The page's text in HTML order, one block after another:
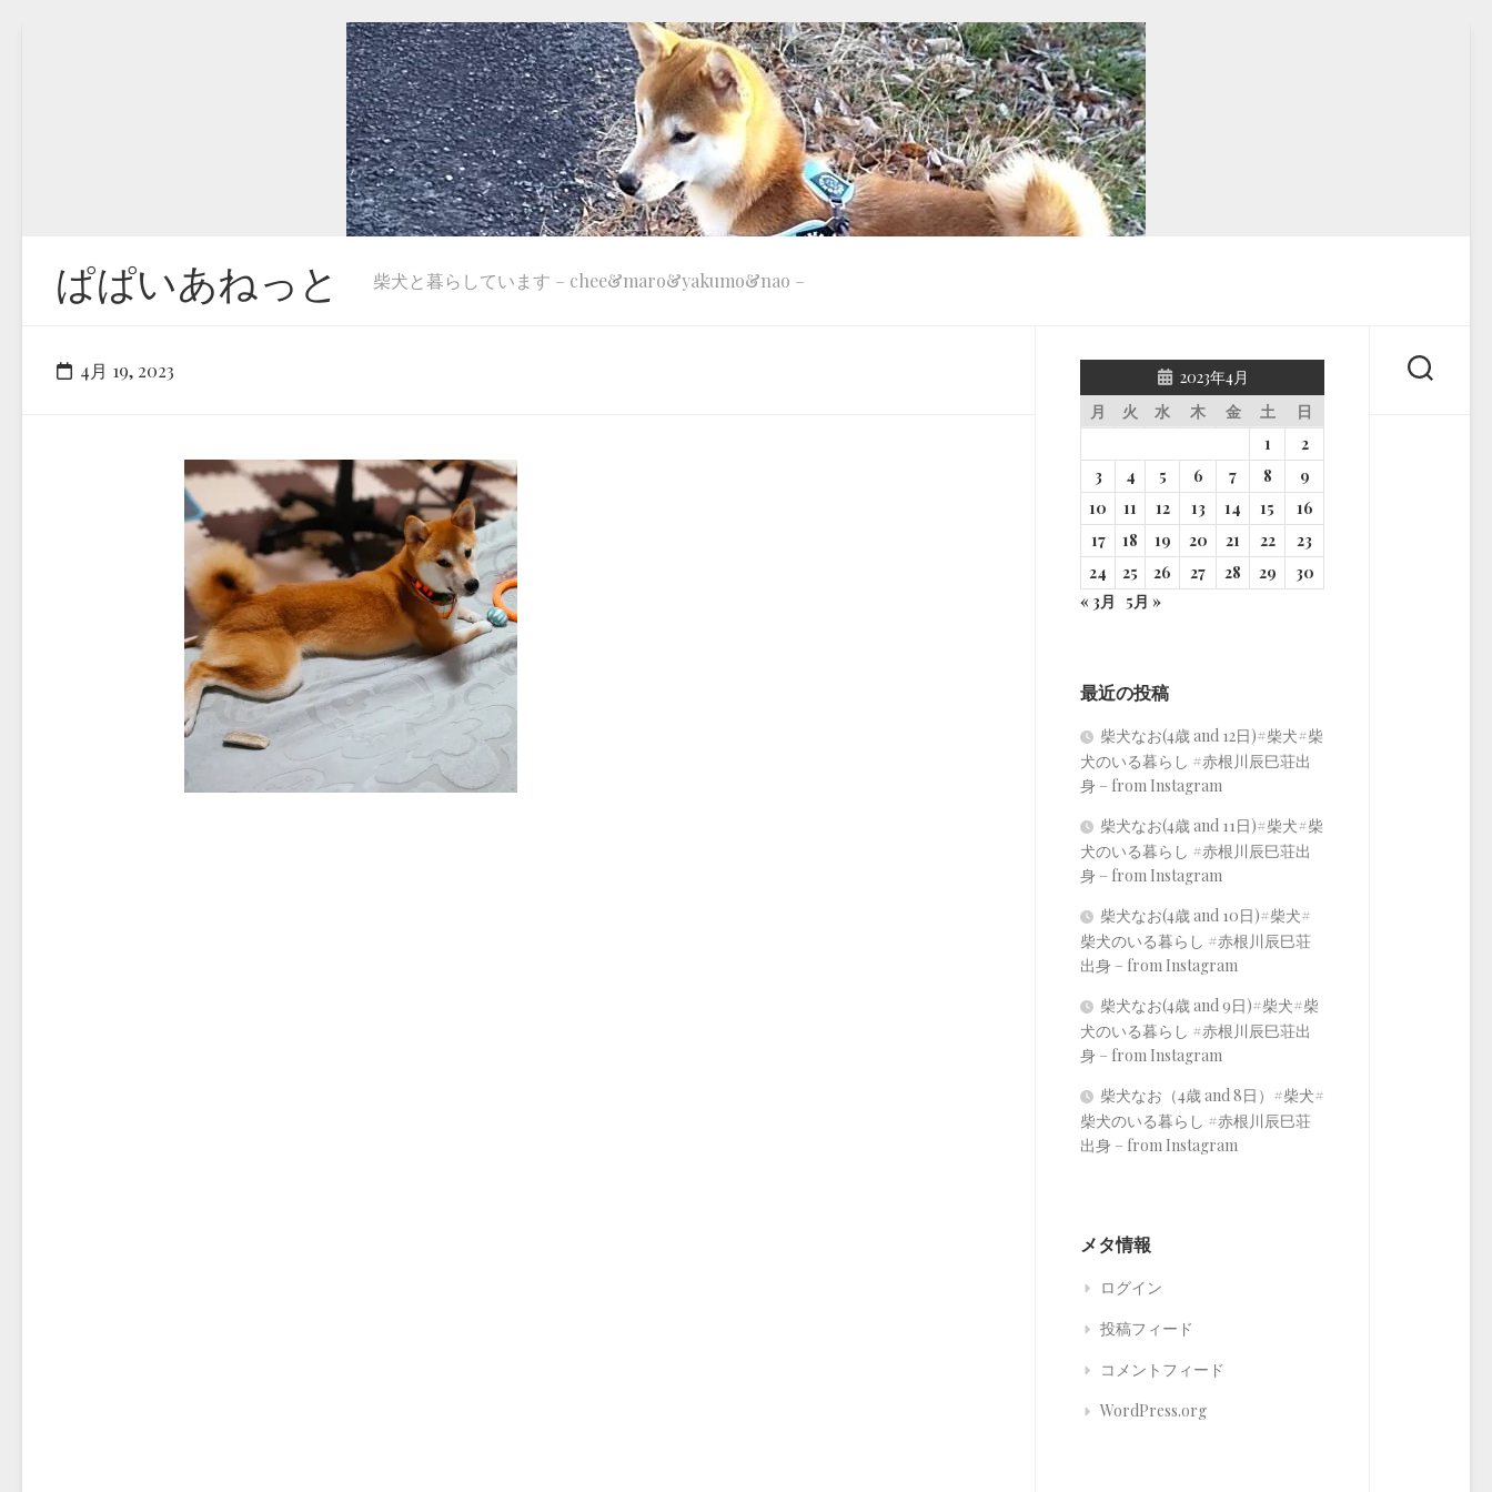
ぱぱいあねっと 柴犬と暮らしています – chee&maro&yakumo&nao –
4月 19, 2023
2023年4月
月
火 水 木 金 土
日
1
2
3
4 5 6 7 8
9
10
11 12 13 14 15
16
17
18 19 20 21 22
23
24
25 26 27 28 29
30
« 3月
5月 »
最近の投稿
柴犬なお(4歳 and 12日)#柴犬#柴
犬のいる暮らし #赤根川辰巳荘出
身 – from Instagram
柴犬なお(4歳 and 11日)#柴犬#柴
犬のいる暮らし #赤根川辰巳荘出
身 – from Instagram
柴犬なお(4歳 and 10日)#柴犬#
柴犬のいる暮らし #赤根川辰巳荘
出身 – from Instagram
柴犬なお(4歳 and 9日)#柴犬#柴
犬のいる暮らし #赤根川辰巳荘出
身 – from Instagram
柴犬なお（4歳 and 8日）#柴犬#
柴犬のいる暮らし #赤根川辰巳荘
出身 – from Instagram
メタ情報
ログイン
投稿フィード
コメントフィード
WordPress.org